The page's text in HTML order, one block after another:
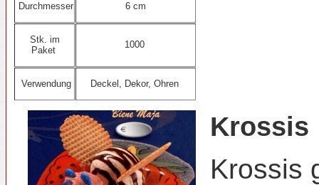
Durchmesser 6 cm
Stk. im
Paket
1000
Verwendung Deckel, Dekor, Ohren
Krossis
Krossis